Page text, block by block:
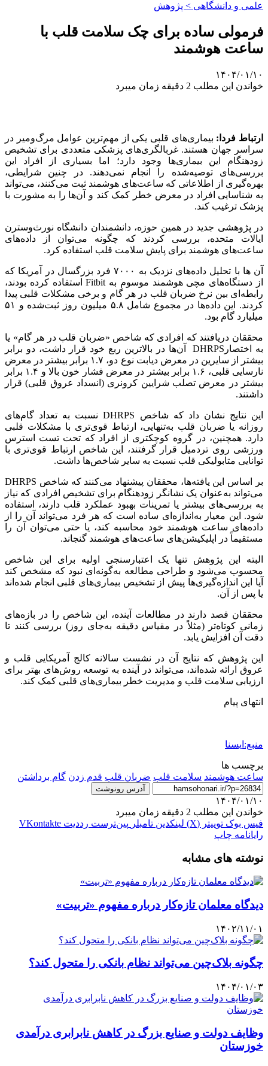
علمی‌ و دانشگاهی > پژوهش
فرمولی ساده برای چک سلامت قلب با
ساعت هوشمند
۱۴۰۴/۰۱/۱۰
خواندن این مطلب 2 دقیقه زمان میبرد
ارتباط فردا: بیماری‌های قلبی یکی از مهم‌ترین عوامل مرگ‌ومیر در
سراسر جهان هستند. غربالگری‌های پزشکی متعددی برای تشخیص
زودهنگام این بیماری‌ها وجود دارد؛ اما بسیاری از افراد این
بررسی‌های توصیه‌شده را انجام نمی‌دهند. در چنین شرایطی،
بهره‌گیری از اطلاعاتی که ساعت‌های هوشمند ثبت می‌کنند، می‌تواند
به شناسایی افراد در معرض خطر کمک کند و آن‌ها را به مشورت با
پزشک ترغیب کند.
در پژوهشی جدید در همین حوزه، دانشمندان دانشگاه نورث‌وسترن
ایالات متحده، بررسی کردند که چگونه می‌توان از داده‌های
ساعت‌های هوشمند برای پایش سلامت قلب استفاده کرد.
آن ها با تحلیل داده‌های نزدیک به ۷۰۰۰ فرد بزرگسال در آمریکا که
از دستگاه‌های مچی هوشمند موسوم به Fitbit استفاده کرده بودند،
رابطه‌ای بین نرخ ضربان قلب در هر گام و برخی مشکلات قلبی پیدا
کردند. این داده‌ها در مجموع شامل ۵.۸ میلیون روز ثبت‌شده و ۵۱
میلیارد گام بود.
محققان دریافتند که افرادی که شاخص «ضربان قلب در هر گام» یا
به اختصارDHRPS آن‌ها در بالاترین ربع خود قرار داشت، دو برابر
بیشتر از سایرین در معرض دیابت نوع دو، ۱.۷ برابر بیشتر در معرض
نارسایی قلبی، ۱.۶ برابر بیشتر در معرض فشار خون بالا و ۱.۴ برابر
بیشتر در معرض تصلب شرایین کرونری (انسداد عروق قلبی) قرار
داشتند.
این نتایج نشان داد که شاخص DHRPS نسبت به تعداد گام‌های
روزانه یا ضربان قلب به‌تنهایی، ارتباط قوی‌تری با مشکلات قلبی
دارد. همچنین، در گروه کوچکتری از افراد که تحت تست استرس
ورزشی روی تردمیل قرار گرفتند، این شاخص ارتباط قوی‌تری با
توانایی متابولیکی قلب نسبت به سایر شاخص‌ها داشت.
بر اساس این یافته‌ها، محققان پیشنهاد می‌کنند که شاخص DHRPS
می‌تواند به‌عنوان یک نشانگر زودهنگام برای تشخیص افرادی که نیاز
به بررسی‌های بیشتر یا تمرینات بهبود عملکرد قلب دارند، استفاده
شود. این معیار به‌اندازه‌ای ساده است که هر فرد می‌تواند آن را از
داده‌های ساعت هوشمند خود محاسبه کند، یا حتی می‌توان آن را
مستقیماً در اپلیکیشن‌های ساعت‌های هوشمند گنجاند.
البته این پژوهش تنها یک اعتبارسنجی اولیه برای این شاخص
محسوب می‌شود و طراحی مطالعه به‌گونه‌ای نبود که مشخص کند
آیا این اندازه‌گیری‌ها پیش از تشخیص بیماری‌های قلبی انجام شده‌اند
یا پس از آن.
محققان قصد دارند در مطالعات آینده، این شاخص را در بازه‌های
زمانی کوتاه‌تر (مثلاً در مقیاس دقیقه به‌جای روز) بررسی کنند تا
دقت آن افزایش یابد.
این پژوهش که نتایج آن در نشست سالانه کالج آمریکایی قلب و
عروق ارائه شده‌اند، می‌تواند در آینده به توسعه روش‌های بهتر برای
ارزیابی سلامت قلب و مدیریت خطر بیماری‌های قلبی کمک کند.
انتهای پیام
منبع:ایسنا
برچسب ها
ساعت هوشمند سلامت قلب ضربان قلب قدم زدن گام برداشتن
آدرس رونوشت
۱۴۰۴/۰۱/۱۰
خواندن این مطلب 2 دقیقه زمان میبرد
فیس بوک توییتر (X) لینکدین ‫تامبلر ‫پین‌ترست ‫رددیت ‫VKontakte
رایانامه چاپ
نوشته های مشابه
دیدگاه معلمان تازه‌کار درباره مفهوم «تربیت»
۱۴۰۲/۱۱/۰۱
چگونه بلاک‌چین می‌تواند نظام بانکی را متحول کند؟
۱۴۰۴/۰۱/۰۳
وظایف دولت و صنایع بزرگ در کاهش نابرابری درآمدی
خوزستان